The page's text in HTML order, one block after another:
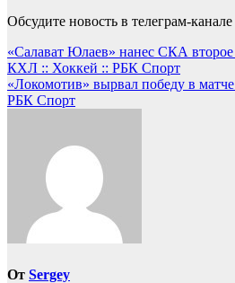
Обсудите новость в телеграм-
Навигация
по
записям
«Салават Юлаев» нанес СКА
КХЛ :: Хоккей :: РБК Спорт
«Локомотив» вырвал победу в
РБК Спорт
От Sergey